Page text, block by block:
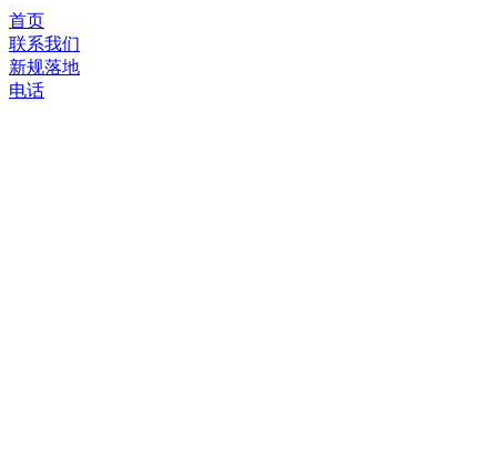
首页
联系我们
新规落地
电话